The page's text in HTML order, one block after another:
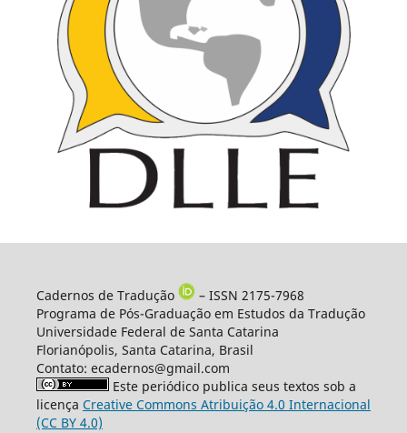
Cadernos de Tradução
– ISSN 2175-7968
Programa de Pós-Graduação em Estudos da Tradução
Universidade Federal de Santa Catarina
Florianópolis, Santa Catarina, Brasil
Contato: ecadernos@gmail.com
Este periódico publica seus textos sob a
licença Creative Commons Atribuição 4.0 Internacional
(CC BY 4.0)